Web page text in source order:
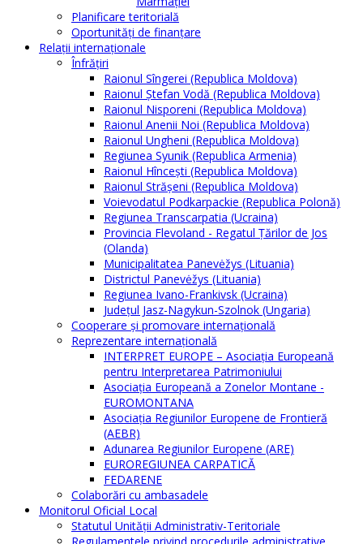
Planificare teritorială
Oportunităţi de finanţare
Relaţii internaţionale
Înfrăţiri
Raionul Sîngerei (Republica Moldova)
Raionul Ștefan Vodă (Republica Moldova)
Raionul Nisporeni (Republica Moldova)
Raionul Anenii Noi (Republica Moldova)
Raionul Ungheni (Republica Moldova)
Regiunea Syunik (Republica Armenia)
Raionul Hîncești (Republica Moldova)
Raionul Străşeni (Republica Moldova)
Voievodatul Podkarpackie (Republica Polonă)
Regiunea Transcarpatia (Ucraina)
Provincia Flevoland - Regatul Ţărilor de Jos
(Olanda)
Municipalitatea Panevėžys (Lituania)
Districtul Panevėžys (Lituania)
Regiunea Ivano-Frankivsk (Ucraina)
Judeţul Jasz-Nagykun-Szolnok (Ungaria)
Cooperare şi promovare internaţională
Reprezentare internaţională
INTERPRET EUROPE – Asociația Europeană
pentru Interpretarea Patrimoniului
Asociația Europeană a Zonelor Montane -
EUROMONTANA
Asociația Regiunilor Europene de Frontieră
(AEBR)
Adunarea Regiunilor Europene (ARE)
EUROREGIUNEA CARPATICĂ
FEDARENE
Colaborări cu ambasadele
Monitorul Oficial Local
Statutul Unităţii Administrativ-Teritoriale